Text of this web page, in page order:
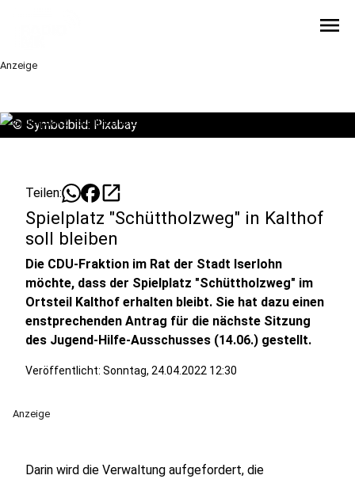
menu
Anzeige
© Symbolbild: Pixabay
Teilen: open_in_new
Spielplatz "Schüttholzweg" in Kalthof
soll bleiben
Die CDU-Fraktion im Rat der Stadt Iserlohn
möchte, dass der Spielplatz "Schüttholzweg" im
Ortsteil Kalthof erhalten bleibt. Sie hat dazu einen
enstprechenden Antrag für die nächste Sitzung
des Jugend-Hilfe-Ausschusses (14.06.) gestellt.
Veröffentlicht: Sonntag, 24.04.2022 12:30
Anzeige
Darin wird die Verwaltung aufgefordert, die